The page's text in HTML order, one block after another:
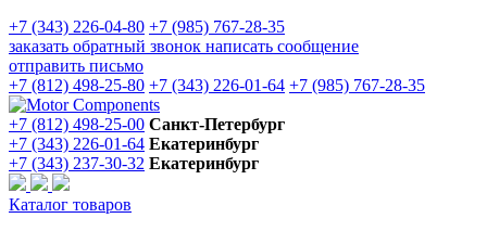
+7 (343) 226-04-80 +7 (985) 767-28-35
заказать обратный звонок написать сообщение
отправить письмо
+7 (812) 498-25-80 +7 (343) 226-01-64 +7 (985) 767-28-35
+7 (812) 498-25-00 Санкт-Петербург
+7 (343) 226-01-64 Екатеринбург
+7 (343) 237-30-32 Екатеринбург
Каталог товаров